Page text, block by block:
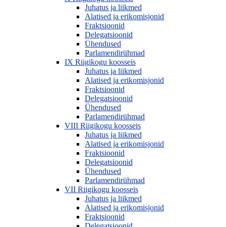
Juhatus ja liikmed
Alatised ja erikomisjonid
Fraktsioonid
Delegatsioonid
Ühendused
Parlamendirühmad
IX Riigikogu koosseis
Juhatus ja liikmed
Alatised ja erikomisjonid
Fraktsioonid
Delegatsioonid
Ühendused
Parlamendirühmad
VIII Riigikogu koosseis
Juhatus ja liikmed
Alatised ja erikomisjonid
Fraktsioonid
Delegatsioonid
Ühendused
Parlamendirühmad
VII Riigikogu koosseis
Juhatus ja liikmed
Alatised ja erikomisjonid
Fraktsioonid